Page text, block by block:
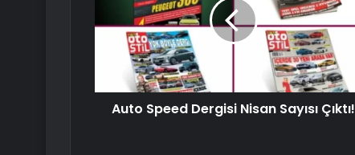
Auto Speed ​​​​Dergisi Nisan Sayısı Çıktı!